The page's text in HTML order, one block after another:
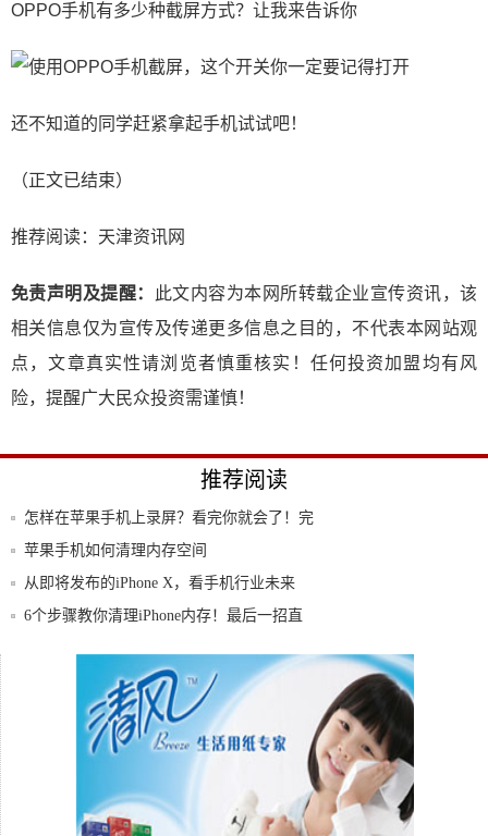
OPPO手机有多少种截屏方式？让我来告诉你
还不知道的同学赶紧拿起手机试试吧！
（正文已结束）
推荐阅读： 天津资讯网
免责声明及提醒：
此文内容为本网所转载企业宣传资讯，该
相关信息仅为宣传及传递更多信息之目的，不代表本网站观
点，文章真实性请浏览者慎重核实！任何投资加盟均有风
险，提醒广大民众投资需谨慎！
推荐阅读
怎样在苹果手机上录屏？看完你就会了！完
整教程
苹果手机如何清理内存空间
从即将发布的iPhone X，看手机行业未来
6个步骤教你清理iPhone内存！最后一招直
1 分钟破亿！OnePlus 7 Pro 首